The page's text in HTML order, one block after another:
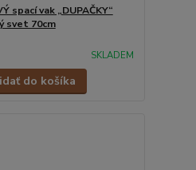
spací vak „DUPAČKY“
svet 70cm
SKLADEM
do košíka